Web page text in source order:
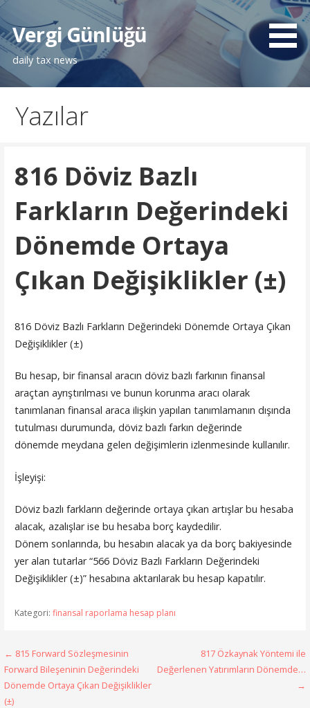
İçeriğe
atlaVergi Günlüğü
daily tax news
Yazılar
816 Döviz Bazlı
Farkların Değerindeki
Dönemde Ortaya
Çıkan Değişiklikler (±)
816 Döviz Bazlı Farkların Değerindeki Dönemde Ortaya Çıkan
Değişiklikler (±)
Bu hesap, bir finansal aracın döviz bazlı farkının finansal
araçtan ayrıştırılması ve bunun korunma aracı olarak
tanımlanan finansal araca ilişkin yapılan tanımlamanın dışında
tutulması durumunda, döviz bazlı farkın değerinde
dönemde meydana gelen değişimlerin izlenmesinde kullanılır.
İşleyişi:
Döviz bazlı farkların değerinde ortaya çıkan artışlar bu hesaba
alacak, azalışlar ise bu hesaba borç kaydedilir.
Dönem sonlarında, bu hesabın alacak ya da borç bakiyesinde
yer alan tutarlar “566 Döviz Bazlı Farkların Değerindeki
Değişiklikler (±)” hesabına aktarılarak bu hesap kapatılır.
Kategori: finansal raporlama hesap planı
Yazı
gezinmesi
← 815 Forward Sözleşmesinin
Forward Bileşeninin Değerindeki
Dönemde Ortaya Çıkan Değişiklikler
(±)
817 Özkaynak Yöntemi ile
Değerlenen Yatırımların Dönemde…
→